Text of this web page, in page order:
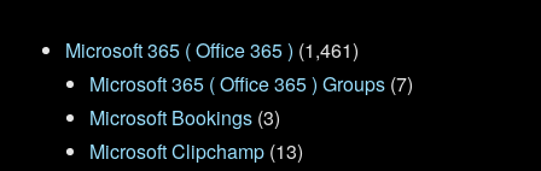
Microsoft 365 ( Office 365 ) (1,461)
Microsoft 365 ( Office 365 ) Groups (7)
Microsoft Bookings (3)
Microsoft Clipchamp (13)